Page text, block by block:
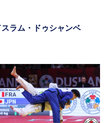
ラム・ドゥシャンベ